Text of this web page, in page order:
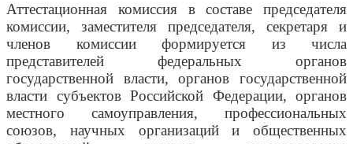
Аттестационная комиссия в составе председателя
комиссии, заместителя председателя, секретаря и
членов комиссии формируется из числа
представителей федеральных органов
государственной власти, органов государственной
власти субъектов Российской Федерации, органов
местного самоуправления, профессиональных
союзов, научных организаций и общественных